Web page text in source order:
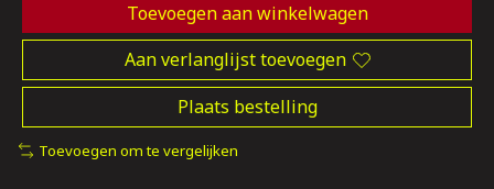
Toevoegen aan winkelwagen
Aan verlanglijst toevoegen
Plaats bestelling
Toevoegen om te vergelijken